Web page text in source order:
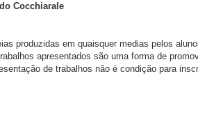
Cocchiarale
produzidas em quaisquer medias pelos
apresentados são uma forma de
de trabalhos não é condição para